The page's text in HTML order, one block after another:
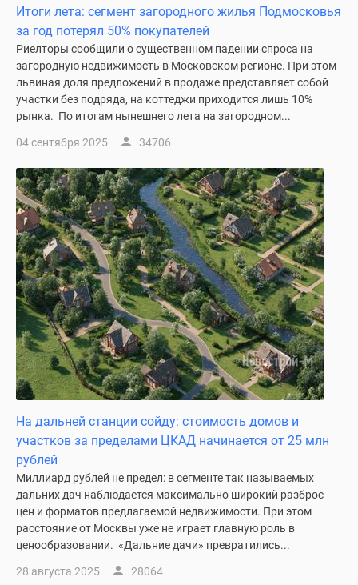
Итоги лета: сегмент загородного жилья Подмосковья
за год потерял 50% покупателей
Риелторы сообщили о существенном падении спроса на
загородную недвижимость в Московском регионе. При этом
львиная доля предложений в продаже представляет собой
участки без подряда, на коттеджи приходится лишь 10%
рынка. По итогам нынешнего лета на загородном...
04 сентября 2025 34706
На дальней станции сойду: стоимость домов и
участков за пределами ЦКАД начинается от 25 млн
рублей
Миллиард рублей не предел: в сегменте так называемых
дальних дач наблюдается максимально широкий разброс
цен и форматов предлагаемой недвижимости. При этом
расстояние от Москвы уже не играет главную роль в
ценообразовании. «Дальние дачи» превратились...
28 августа 2025 28064